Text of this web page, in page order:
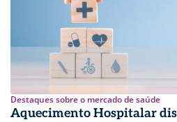
Destaques sobre o mercado de saúde
Aquecimento Hospitalar